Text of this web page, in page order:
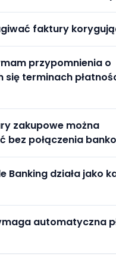
faktury
przypomnienia o
się terminach
zakupowe można
bez połączenia
Banking działa jako
automatyczna